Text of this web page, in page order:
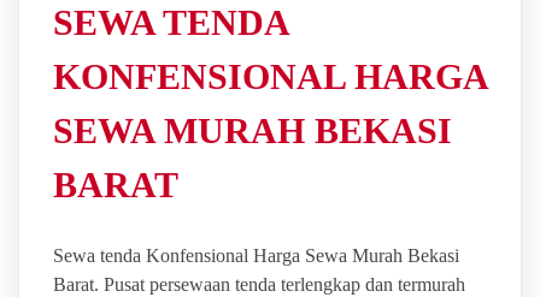
SEWA TENDA
KONFENSIONAL HARGA
SEWA MURAH BEKASI
BARAT
Sewa tenda Konfensional Harga Sewa Murah Bekasi
Barat. Pusat persewaan tenda terlengkap dan termurah